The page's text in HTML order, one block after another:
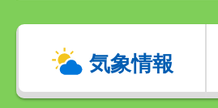
気象情報